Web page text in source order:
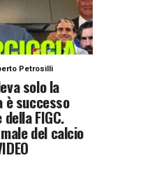
Petrosilli
solo la
è successo
FIGC.
del calcio